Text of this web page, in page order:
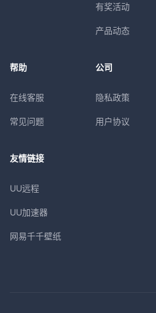
有奖活动
产品动态
帮助
在线客服
常见问题
公司
隐私政策
用户协议
友情链接
UU远程
UU加速器
网易千千壁纸